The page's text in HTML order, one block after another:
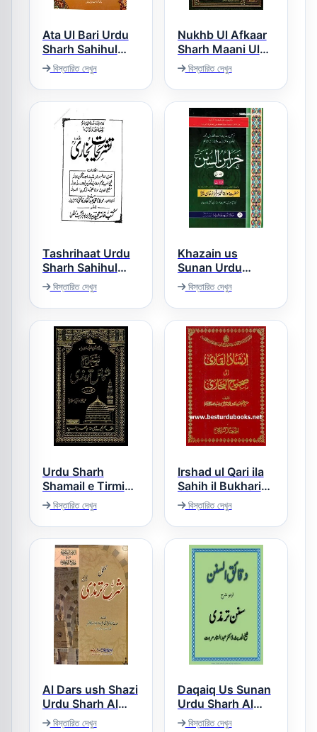
Ata Ul Bari Urdu
Sharh Sahihul
Bukhari عطاء
الباری اردو شرح
بخاری
বিস্তারিত দেখুন
Nukhb Ul Afkaar
Sharh Maani Ul
Aasaar نخب الافکارবিস্তারিত দেখুন
Tashrihaat Urdu
Sharh Sahihul
Bukhari تشریحات
بخاری اردو شرح
بخاری
বিস্তারিত দেখুন
Khazain us
Sunan Urdu
Sharh Tirmizi
خزائن السنن اردو
شرح سنن ترمذی
বিস্তারিত দেখুন
Urdu Sharh
Shamail e Tirmizi
شرح شمائل ترمذی
اردو
বিস্তারিত দেখুন
Irshad ul Qari ila
Sahih il Bukhari
ارشاد القاری الی
صحیح البخاری
বিস্তারিত দেখুন
Al Dars ush Shazi
Urdu Sharh Al
Tirmizi الدرس
বিস্তারিত দেখুন
Daqaiq Us Sunan
Urdu Sharh Al
Tirmizi دقائق السنن
বিস্তারিত দেখুন